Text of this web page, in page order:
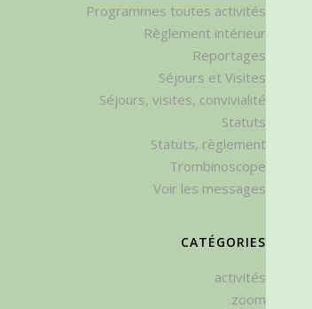
Programmes toutes activités
Règlement intérieur
Reportages
Séjours et Visites
Séjours, visites, convivialité
Statuts
Statuts, règlement
Trombinoscope
Voir les messages
CATÉGORIES
activités
zoom